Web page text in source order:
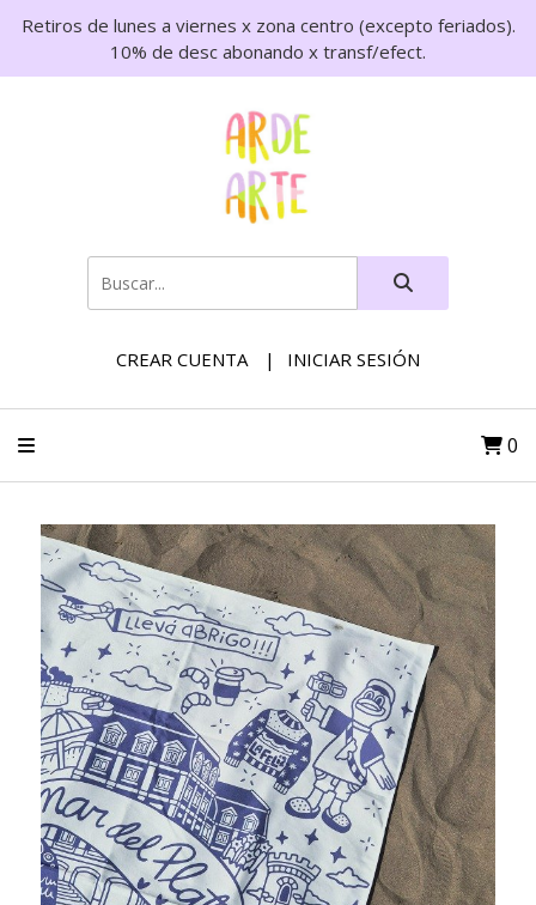
Retiros de lunes a viernes x zona centro (excepto feriados).
10% de desc abonando x transf/efect.
CREAR CUENTA INICIAR SESIÓN
0